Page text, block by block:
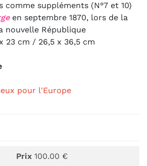
comme suppléments (N°7 et 10)
en septembre 1870, lors de la
nouvelle République
23 cm / 26,5 x 36,5 cm
pour l'Europe
Prix 100.00 €